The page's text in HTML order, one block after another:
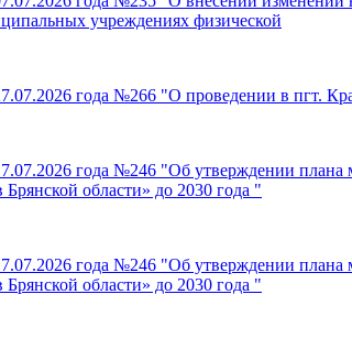
учреждениях физической
года №266 "О проведении в пгт.
года №246 "Об утверждении плана
области» до 2030 года "
года №246 "Об утверждении плана
области» до 2030 года "